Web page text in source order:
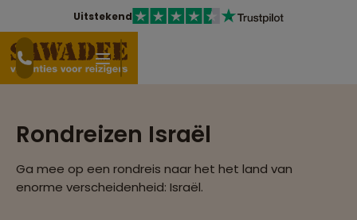
Uitstekend
Rondreizen Israël
Ga mee op een rondreis naar het het land van
enorme verscheidenheid: Israël.